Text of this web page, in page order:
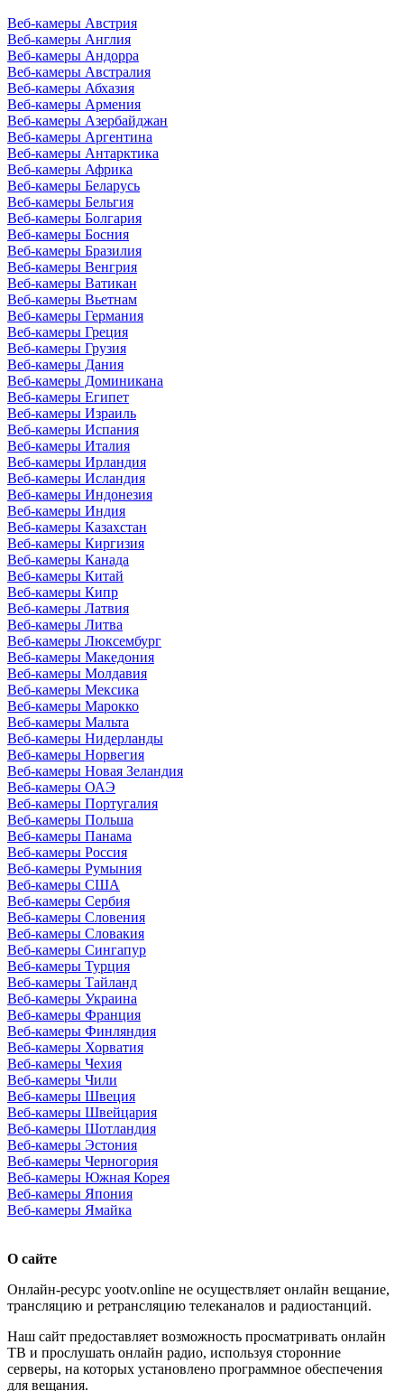
Веб-камеры Австрия
Веб-камеры Англия
Веб-камеры Андорра
Веб-камеры Австралия
Веб-камеры Абхазия
Веб-камеры Армения
Веб-камеры Азербайджан
Веб-камеры Аргентина
Веб-камеры Антарктика
Веб-камеры Африка
Веб-камеры Беларусь
Веб-камеры Бельгия
Веб-камеры Болгария
Веб-камеры Босния
Веб-камеры Бразилия
Веб-камеры Венгрия
Веб-камеры Ватикан
Веб-камеры Вьетнам
Веб-камеры Германия
Веб-камеры Греция
Веб-камеры Грузия
Веб-камеры Дания
Веб-камеры Доминикана
Веб-камеры Египет
Веб-камеры Израиль
Веб-камеры Испания
Веб-камеры Италия
Веб-камеры Ирландия
Веб-камеры Исландия
Веб-камеры Индонезия
Веб-камеры Индия
Веб-камеры Казахстан
Веб-камеры Киргизия
Веб-камеры Канада
Веб-камеры Китай
Веб-камеры Кипр
Веб-камеры Латвия
Веб-камеры Литва
Веб-камеры Люксембург
Веб-камеры Македония
Веб-камеры Молдавия
Веб-камеры Мексика
Веб-камеры Марокко
Веб-камеры Мальта
Веб-камеры Нидерланды
Веб-камеры Норвегия
Веб-камеры Новая Зеландия
Веб-камеры ОАЭ
Веб-камеры Португалия
Веб-камеры Польша
Веб-камеры Панама
Веб-камеры Россия
Веб-камеры Румыния
Веб-камеры США
Веб-камеры Сербия
Веб-камеры Словения
Веб-камеры Словакия
Веб-камеры Сингапур
Веб-камеры Турция
Веб-камеры Тайланд
Веб-камеры Украина
Веб-камеры Франция
Веб-камеры Финляндия
Веб-камеры Хорватия
Веб-камеры Чехия
Веб-камеры Чили
Веб-камеры Швеция
Веб-камеры Швейцария
Веб-камеры Шотландия
Веб-камеры Эстония
Веб-камеры Черногория
Веб-камеры Южная Корея
Веб-камеры Япония
Веб-камеры Ямайка
О сайте
Онлайн-ресурс yootv.online не осуществляет онлайн вещание,
трансляцию и ретрансляцию телеканалов и радиостанций.
Наш сайт предоставляет возможность просматривать онлайн
ТВ и прослушать онлайн радио, используя сторонние
серверы, на которых установлено программное обеспечения
для вещания.